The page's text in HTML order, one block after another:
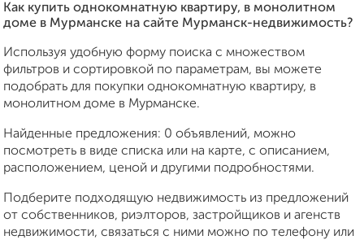
Как купить однокомнатную квартиру, в монолитном
доме в Мурманске на сайте Мурманск-недвижимость?
Используя удобную форму поиска с множеством
фильтров и сортировкой по параметрам, вы можете
подобрать для покупки однокомнатную квартиру, в
монолитном доме в Мурманске.
Найденные предложения: 0 объявлений, можно
посмотреть в виде списка или на карте, с описанием,
расположением, ценой и другими подробностями.
Подберите подходящую недвижимость из предложений
от собственников, риэлторов, застройщиков и агенств
недвижимости, связаться с ними можно по телефону или